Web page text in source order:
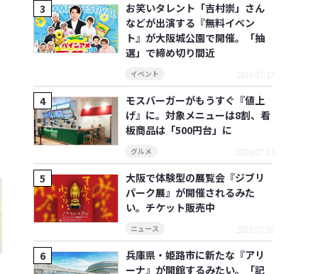
お笑いタレント「吉村崇」さん
などが出演する『無料イベン
ト』が大阪城公園で開催。「抽
選」で締め切り間近
イベント 2026.07.17
モスバーガーがもうすぐ『値上
げ』に。対象メニューは8割、看
板商品は「500円台」に
グルメ 2026.07.13
大阪で体験型の展覧会『ジブリ
パーク展』が開催されるみた
い。チケット販売中
ニュース 2026.07.08
兵庫県・姫路市に新たな『アリ
ーナ』が開館するみたい。「記